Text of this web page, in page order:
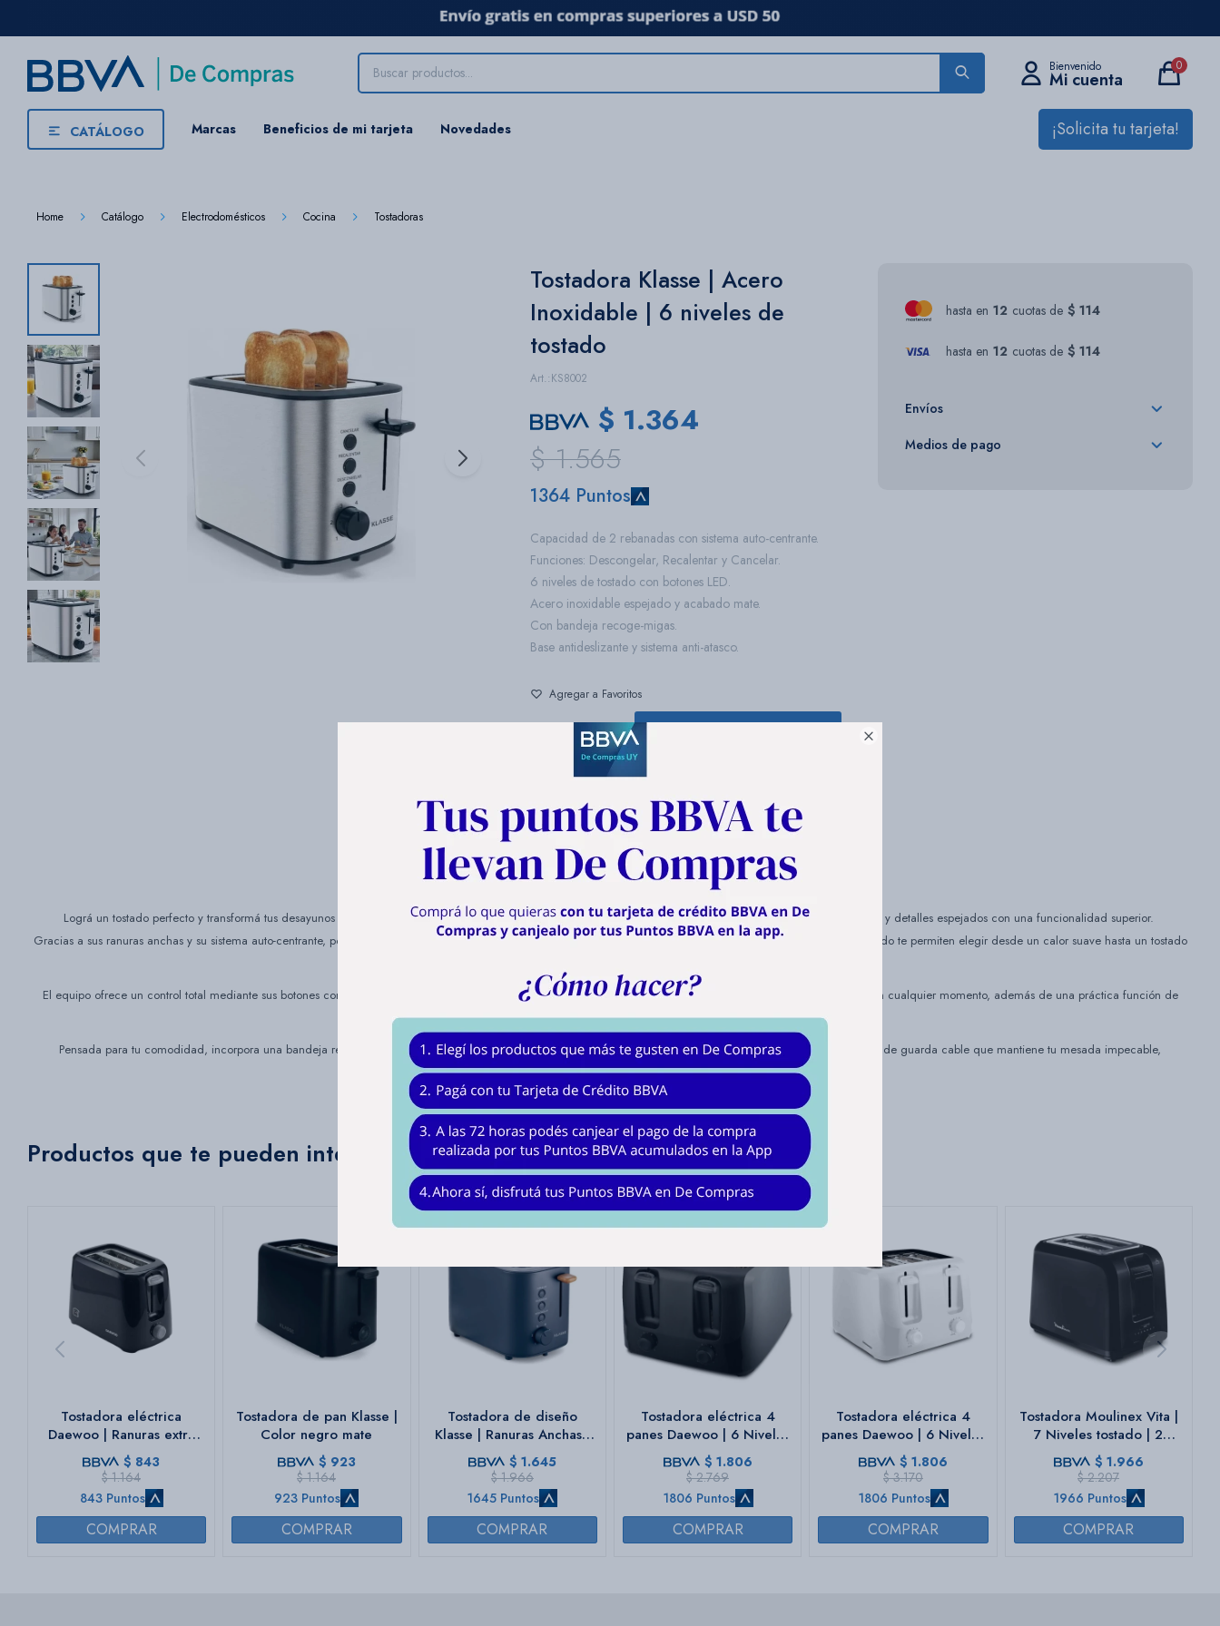

CATÁLOGO Marcas Beneficios de mi tarjeta Novedades ¡Solicita tu tarjeta!
0
Home Catálogo Electrodomésticos Cocina Tostadoras
Tostadora Klasse | Acero
Inoxidable | 6 niveles de
tostado
KS8002
$ 1.364
$ 1.565
1364 Puntos
Capacidad de 2 rebanadas con sistema auto-centrante.
Funciones: Descongelar, Recalentar y Cancelar.
6 niveles de tostado con botones LED.
Acero inoxidable espejado y acabado mate.
Con bandeja recoge-migas.
Base antideslizante y sistema anti-atasco.
1
hasta en 12 cuotas de $ 114
hasta en 12 cuotas de $ 114
Envíos
Medios de pago
Descripción
Renová tus comidas y lucite en el hogar.
Lográ un tostado perfecto y transformá tus desayunos o meriendas con esta tostadora de acero inoxidable que combina un diseño sofisticado de acabado mate y detalles espejados con una funcionalidad superior.
Gracias a sus ranuras anchas y su sistema auto-centrante, podés utilizar todo tipo de pan obteniendo siempre un dorado uniforme, mientras que sus 6 niveles de tostado te permiten elegir desde un calor suave hasta un tostado
El equipo ofrece un control total mediante sus botones con iluminación LED, incluyendo funciones específicas para descongelar, recalentar y cancelar el proceso en cualquier momento, además de una práctica función de
elevación alta para extraer las rebanadas con total seguridad.
Pensada para tu comodidad, incorpora una bandeja recoge-migas extraíble que facilita la limpieza, una base antideslizante para mayor estabilidad y un sistema de guarda cable que mantiene tu mesada impecable,
convirtiéndola en la aliada resistente y moderna que tu cocina necesita.
Productos que te pueden interesar
Tostadora eléctrica
Daewoo | Ranuras extra
anchas | Color negro
$ 843
$ 1.164
843 Puntos
Tostadora de pan Klasse |
Color negro mate
$ 923
$ 1.164
923 Puntos
Tostadora de diseño
Klasse | Ranuras Anchas |
Color azul marino
$ 1.645
$ 1.966
1645 Puntos
Tostadora eléctrica 4
panes Daewoo | 6 Niveles
| Color negro
$ 1.806
$ 2.769
1806 Puntos
Tostadora eléctrica 4
panes Daewoo | 6 Niveles
| Color blanco
$ 1.806
$ 3.170
1806 Puntos
Tostadora Moulinex Vita |
7 Niveles tostado | 2
rebanadas anchas | Color
negra.
$ 1.966
$ 2.207
1966 Puntos